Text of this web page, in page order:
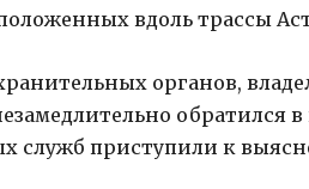
вдоль трассы
органов,
обратился
служб приступили к